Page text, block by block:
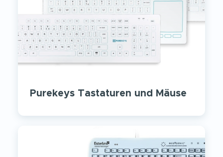
Purekeys Tastaturen und Mäuse